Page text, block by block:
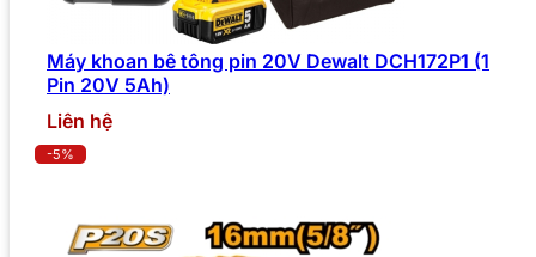
Máy khoan bê tông pin 20V Dewalt DCH172P1 (1
Pin 20V 5Ah)
Liên hệ
-5%